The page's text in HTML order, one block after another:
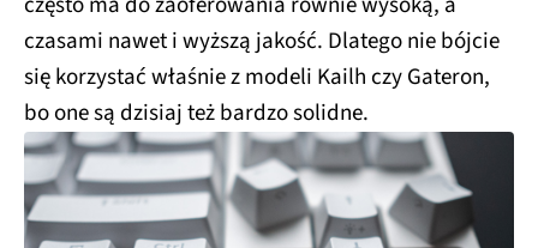
czasami nawet i wyższą jakość. Dlatego nie bójcie
się korzystać właśnie z modeli Kailh czy Gateron,
bo one są dzisiaj też bardzo solidne.